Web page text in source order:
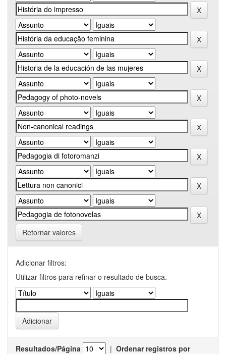
Retornar valores
Adicionar filtros:
Utilizar filtros para refinar o resultado de busca.
Resultados/Página | Ordenar registros por